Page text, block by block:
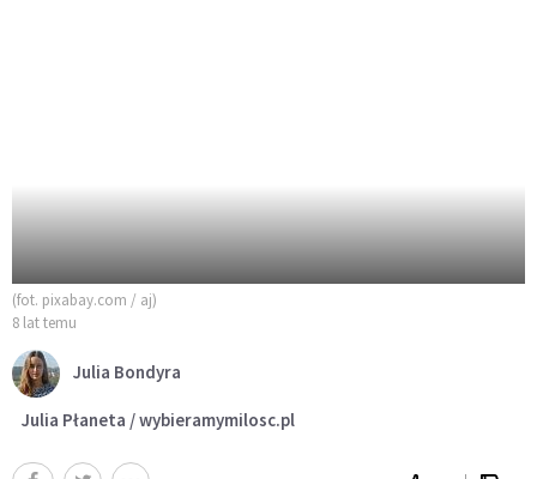
(fot. pixabay.com / aj)
8 lat temu
Julia Bondyra
Julia Płaneta / wybieramymilosc.pl